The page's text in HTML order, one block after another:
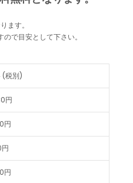
ます。
で目安として下さい。
(税別)
円
円
円
円